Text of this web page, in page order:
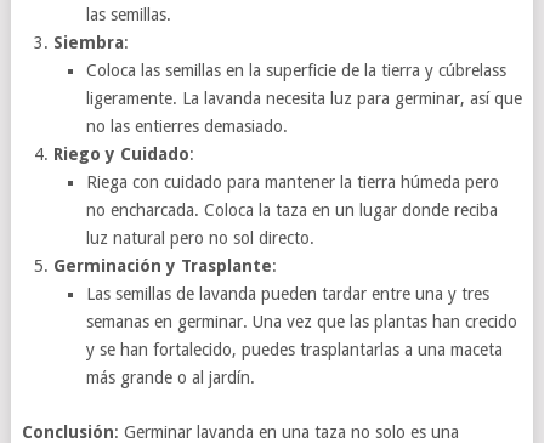
las semillas.
Siembra:
Coloca las semillas en la superficie de la tierra y cúbrelass
ligeramente. La lavanda necesita luz para germinar, así que
no las entierres demasiado.
Riego y Cuidado:
Riega con cuidado para mantener la tierra húmeda pero
no encharcada. Coloca la taza en un lugar donde reciba
luz natural pero no sol directo.
Germinación y Trasplante:
Las semillas de lavanda pueden tardar entre una y tres
semanas en germinar. Una vez que las plantas han crecido
y se han fortalecido, puedes trasplantarlas a una maceta
más grande o al jardín.
Conclusión: Germinar lavanda en una taza no solo es una